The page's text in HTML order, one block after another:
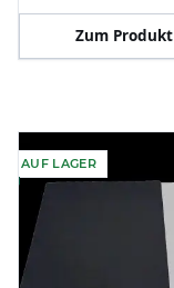
Zum Produkt
AUF LAGER